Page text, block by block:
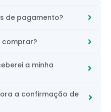
de pagamento?
a minha
a confirmação de